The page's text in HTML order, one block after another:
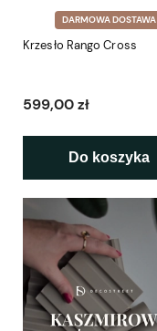
DARMOWA DOSTAWA
Krzesło Rango Cross
599,00 zł
Do koszyka